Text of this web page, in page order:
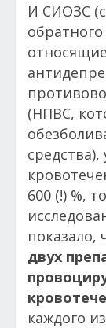
И СИОЗС
(НПВС,
600 (!) %,
показало,
двух
каждого